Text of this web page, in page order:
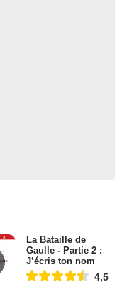
La Bataille de
Gaulle - Partie 2 :
J’écris ton nom
4,5